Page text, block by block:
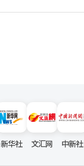
新华社 文汇网 中新社